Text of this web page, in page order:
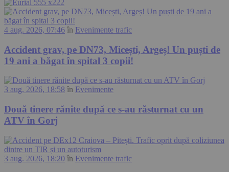
4 aug. 2026, 07:46 în Evenimente trafic
Accident grav, pe DN73, Micești, Argeș! Un puști de
19 ani a băgat în spital 3 copii!
3 aug. 2026, 18:58 în Evenimente
Două tinere rănite după ce s-au răsturnat cu un
ATV în Gorj
3 aug. 2026, 18:20 în Evenimente trafic